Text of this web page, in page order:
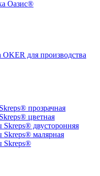
Оазис®
для производства
прозрачная
цветная
двусторонняя
малярная
Skreps®